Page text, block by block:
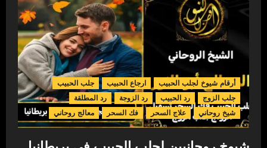
أرقام شيوخ لجلب الحبيب ارجاع الحبيب
جلب الحبيب
جلب الزوج
رد الحبيب رد الزوجة
رد المطلقة
شيخ روحاني
علاج السحر فك السحر معالج روحاني